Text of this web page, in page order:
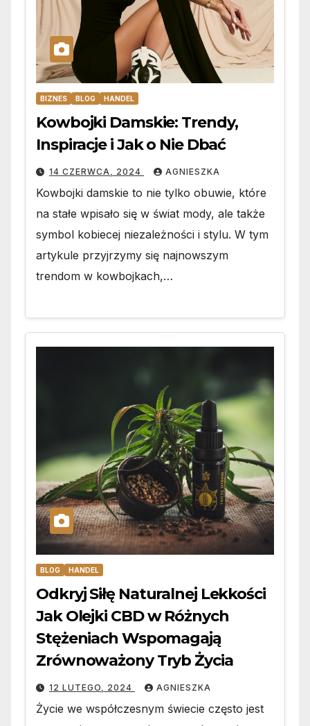
BIZNES BLOG HANDEL
Kowbojki Damskie: Trendy,
Inspiracje i Jak o Nie Dbać
14 CZERWCA, 2024 AGNIESZKA
Kowbojki damskie to nie tylko obuwie, które
na stałe wpisało się w świat mody, ale także
symbol kobiecej niezależności i stylu. W tym
artykule przyjrzymy się najnowszym
trendom w kowbojkach,…
BLOG HANDEL
Odkryj Siłę Naturalnej Lekkości
Jak Olejki CBD w Różnych
Stężeniach Wspomagają
Zrównoważony Tryb Życia
12 LUTEGO, 2024 AGNIESZKA
Życie we współczesnym świecie często jest